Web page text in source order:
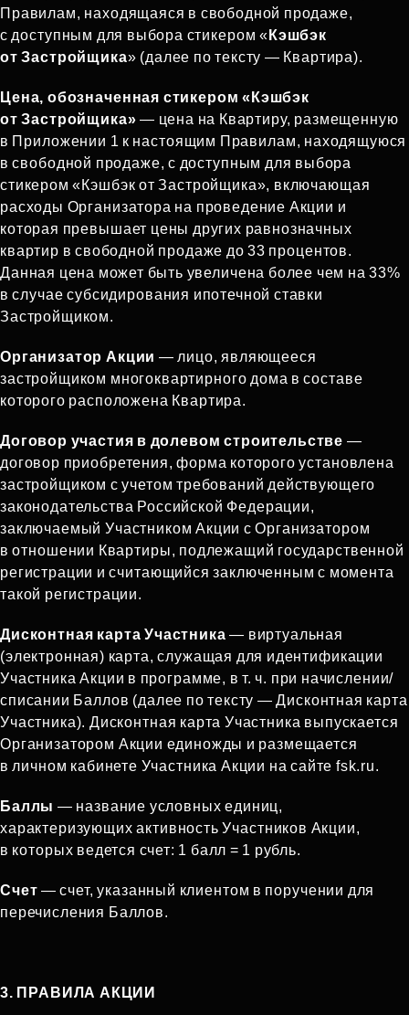
Правилам, находящаяся в свободной продаже,
с доступным для выбора стикером « Кэшбэк
от Застройщика» (далее по тексту — Квартира).
Цена, обозначенная стикером «Кэшбэк
от Застройщика»— цена на Квартиру, размещенную
в Приложении 1 к настоящим Правилам, находящуюся
в свободной продаже, с доступным для выбора
стикером «Кэшбэк от Застройщика», включающая
расходы Организатора на проведение Акции и
которая превышает цены других равнозначных
квартир в свободной продаже до 33 процентов.
Данная цена может быть увеличена более чем на 33%
в случае субсидирования ипотечной ставки
Застройщиком.
Организатор Акции — лицо, являющееся
застройщиком многоквартирного дома в составе
которого расположена Квартира.
Договор участия в долевом строительстве —
договор приобретения, форма которого установлена
застройщиком с учетом требований действующего
законодательства Российской Федерации,
заключаемый Участником Акции с Организатором
в отношении Квартиры, подлежащий государственной
регистрации и считающийся заключенным с момента
такой регистрации.
Дисконтная карта Участника — виртуальная
(электронная) карта, служащая для идентификации
Участника Акции в программе, в т. ч. при начислении/
списании Баллов (далее по тексту — Дисконтная карта
Участника). Дисконтная карта Участника выпускается
Организатором Акции единожды и размещается
в личном кабинете Участника Акции на сайте fsk.ru.
Баллы — название условных единиц,
характеризующих активность Участников Акции,
в которых ведется счет: 1 балл = 1 рубль.
Счет — счет, указанный клиентом в поручении для
перечисления Баллов.
3. ПРАВИЛА АКЦИИ